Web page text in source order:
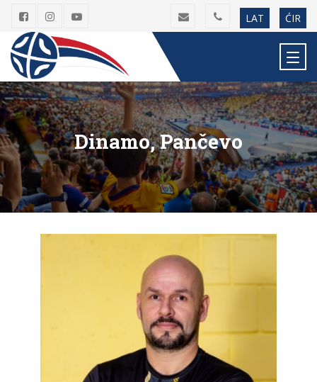
LAT ĆIR
Dinamo, Pančevo